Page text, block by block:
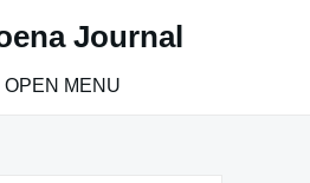
Journal
OPEN MENU